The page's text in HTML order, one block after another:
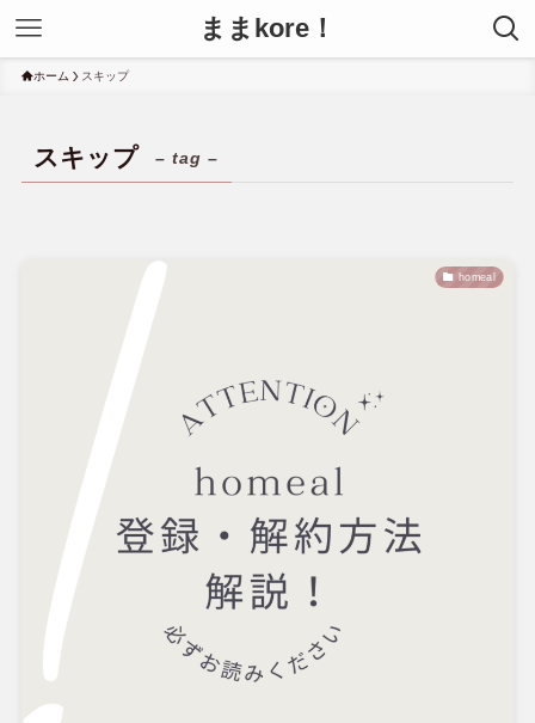
ままkore！
ホーム スキップ
スキップ – tag –
homeal